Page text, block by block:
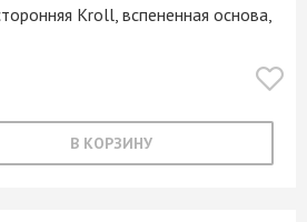
Kroll, вспененная основа,
В КОРЗИНУ